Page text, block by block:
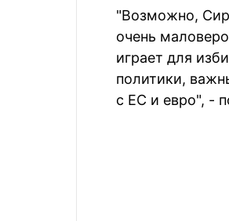
"Возможно,
очень
играет для
политики,
с ЕС и евро", -